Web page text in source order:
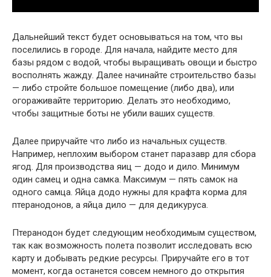
Дальнейший текст будет основываться на том, что вы
поселились в городе. Для начала, найдите место для
базы рядом с водой, чтобы выращивать овощи и быстро
восполнять жажду. Далее начинайте строительство базы
— либо стройте большое помещение (либо два), или
огораживайте территорию. Делать это необходимо,
чтобы защитные боты не убили ваших существ.
Далее приручайте что либо из начальных существ.
Например, неплохим выбором станет паразавр для сбора
ягод. Для производства яиц — додо и дило. Минимум
один самец и одна самка. Максимум — пять самок на
одного самца. Яйца додо нужны для крафта корма для
птеранодонов, а яйца дило — для дедикуруса.
Птеранодон будет следующим необходимым существом,
так как возможность полета позволит исследовать всю
карту и добывать редкие ресурсы. Приручайте его в тот
момент, когда останется совсем немного до открытия